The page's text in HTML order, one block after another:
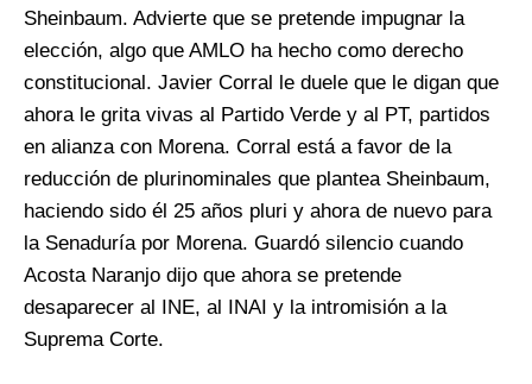
Sheinbaum. Advierte que se pretende impugnar la
elección, algo que AMLO ha hecho como derecho
constitucional. Javier Corral le duele que le digan que
ahora le grita vivas al Partido Verde y al PT, partidos
en alianza con Morena. Corral está a favor de la
reducción de plurinominales que plantea Sheinbaum,
haciendo sido él 25 años pluri y ahora de nuevo para
la Senaduría por Morena. Guardó silencio cuando
Acosta Naranjo dijo que ahora se pretende
desaparecer al INE, al INAI y la intromisión a la
Suprema Corte.